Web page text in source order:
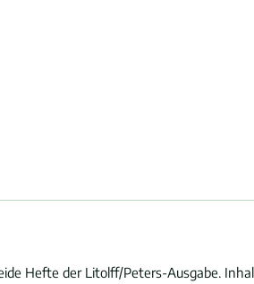
Hefte der Litolff/Peters-Ausgabe.